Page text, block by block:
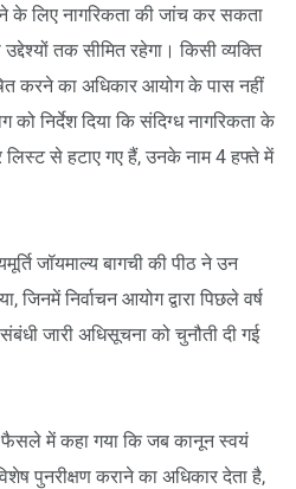
के लिए नागरिकता की जांच कर सकता
तक सीमित रहेगा। किसी व्यक्ति
करने का अधिकार आयोग के पास नहीं
को निर्देश दिया कि संदिग्ध नागरिकता के
लिस्ट से हटाए गए हैं, उनके नाम 4 हफ्ते में
जॉयमाल्य बागची की पीठ ने उन
निर्वाचन आयोग द्वारा पिछले वर्ष
जारी अधिसूचना को चुनौती दी गई
फैसले में कहा गया कि जब कानून स्वयं
पुनरीक्षण कराने का अधिकार देता है,